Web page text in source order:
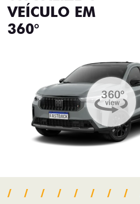
VEÍCULO EM
360°